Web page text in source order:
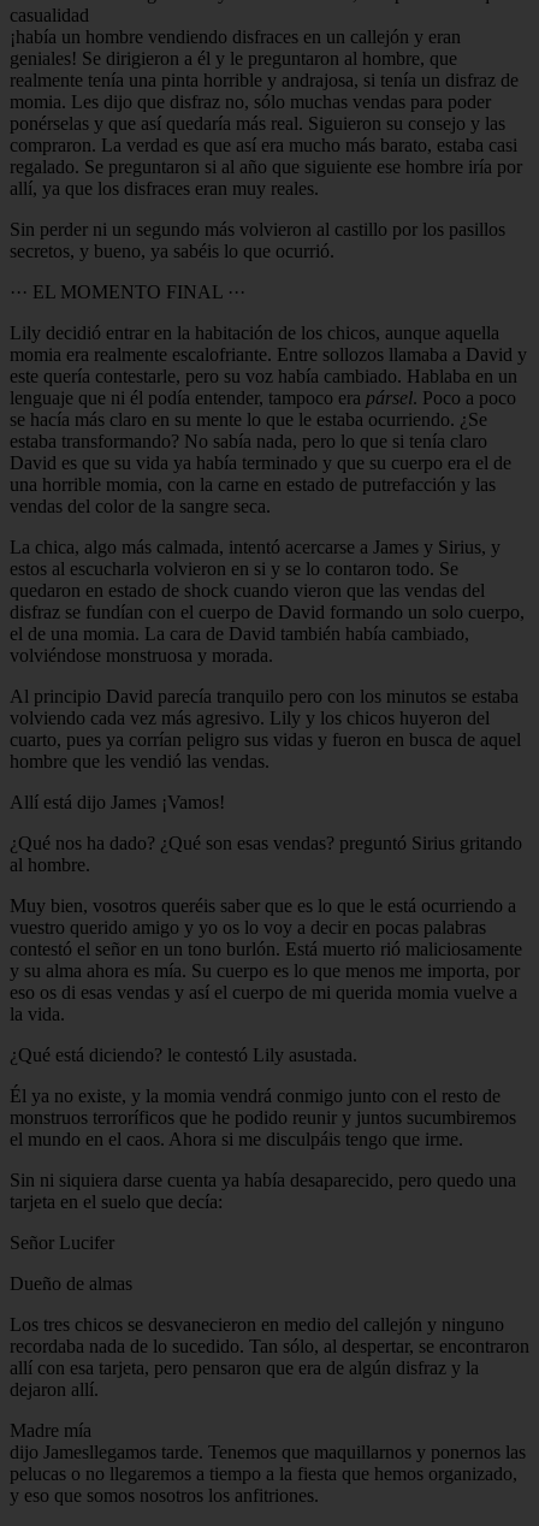
casualidad
¡había un hombre vendiendo disfraces en un callejón y eran
geniales! Se dirigieron a él y le preguntaron al hombre, que
realmente tenía una pinta horrible y andrajosa, si tenía un disfraz de
momia. Les dijo que disfraz no, sólo muchas vendas para poder
ponérselas y que así quedaría más real. Siguieron su consejo y las
compraron. La verdad es que así era mucho más barato, estaba casi
regalado. Se preguntaron si al año que siguiente ese hombre iría por
allí, ya que los disfraces eran muy reales.
Sin perder ni un segundo más volvieron al castillo por los pasillos
secretos, y bueno, ya sabéis lo que ocurrió.
··· EL MOMENTO FINAL ···
Lily decidió entrar en la habitación de los chicos, aunque aquella
momia era realmente escalofriante. Entre sollozos llamaba a David y
este quería contestarle, pero su voz había cambiado. Hablaba en un
lenguaje que ni él podía entender, tampoco era pársel. Poco a poco
se hacía más claro en su mente lo que le estaba ocurriendo. ¿Se
estaba transformando? No sabía nada, pero lo que si tenía claro
David es que su vida ya había terminado y que su cuerpo era el de
una horrible momia, con la carne en estado de putrefacción y las
vendas del color de la sangre seca.
La chica, algo más calmada, intentó acercarse a James y Sirius, y
estos al escucharla volvieron en si y se lo contaron todo. Se
quedaron en estado de shock cuando vieron que las vendas del
disfraz se fundían con el cuerpo de David formando un solo cuerpo,
el de una momia. La cara de David también había cambiado,
volviéndose monstruosa y morada.
Al principio David parecía tranquilo pero con los minutos se estaba
volviendo cada vez más agresivo. Lily y los chicos huyeron del
cuarto, pues ya corrían peligro sus vidas y fueron en busca de aquel
hombre que les vendió las vendas.
Allí está dijo James ¡Vamos!
¿Qué nos ha dado? ¿Qué son esas vendas? preguntó Sirius gritando
al hombre.
Muy bien, vosotros queréis saber que es lo que le está ocurriendo a
vuestro querido amigo y yo os lo voy a decir en pocas palabras
contestó el señor en un tono burlón. Está muerto rió maliciosamente
y su alma ahora es mía. Su cuerpo es lo que menos me importa, por
eso os di esas vendas y así el cuerpo de mi querida momia vuelve a
la vida.
¿Qué está diciendo? le contestó Lily asustada.
Él ya no existe, y la momia vendrá conmigo junto con el resto de
monstruos terroríficos que he podido reunir y juntos sucumbiremos
el mundo en el caos. Ahora si me disculpáis tengo que irme.
Sin ni siquiera darse cuenta ya había desaparecido, pero quedo una
tarjeta en el suelo que decía:
Señor Lucifer
Dueño de almas
Los tres chicos se desvanecieron en medio del callejón y ninguno
recordaba nada de lo sucedido. Tan sólo, al despertar, se encontraron
allí con esa tarjeta, pero pensaron que era de algún disfraz y la
dejaron allí.
Madre mía
dijo Jamesllegamos tarde. Tenemos que maquillarnos y ponernos las
pelucas o no llegaremos a tiempo a la fiesta que hemos organizado,
y eso que somos nosotros los anfitriones.